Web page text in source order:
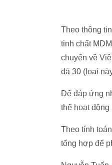
Theo thông
tinh chất
chuyển về
đá 30 (loại
Để đáp ứng
thể hoạt động
Theo tính
tổng hợp để